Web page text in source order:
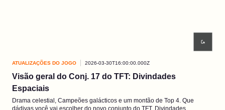
ATUALIZAÇÕES DO JOGO 2026-03-30T16:00:00.000Z
Visão geral do Conj. 17 do TFT: Divindades
Espaciais
Drama celestial, Campeões galácticos e um montão de Top 4. Que
dádivas você vai escolher do novo conjunto do TFT, Divindades